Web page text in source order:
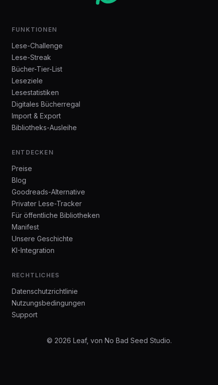
FUNKTIONEN
Lese-Challenge
Lese-Streak
Bücher-Tier-List
Leseziele
Lesestatistiken
Digitales Bücherregal
Import & Export
Bibliotheks-Ausleihe
ENTDECKEN
Preise
Blog
Goodreads-Alternative
Privater Lese-Tracker
Für öffentliche Bibliotheken
Manifest
Unsere Geschichte
KI-Integration
RECHTLICHES
Datenschutzrichtlinie
Nutzungsbedingungen
Support
© 2026 Leaf, von No Bad Seed Studio.